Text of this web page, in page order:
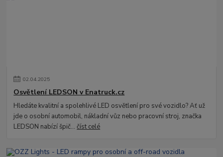
02.04.2025
Osvětlení LEDSON v Enatruck.cz
Hledáte kvalitní a spolehlivé LED osvětlení pro své vozidlo? Ať už
jde o osobní automobil, nákladní vůz nebo pracovní stroj, značka
LEDSON nabízí špič...číst celé